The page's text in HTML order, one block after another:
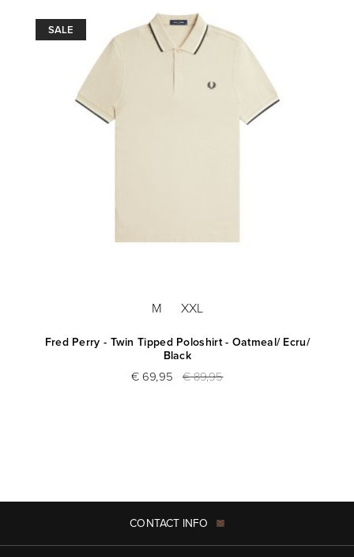
SALE
M XXL
Fred Perry - Twin Tipped Poloshirt - Oatmeal/ Ecru/
Black
€ 69,95 € 89,95
CONTACT INFO